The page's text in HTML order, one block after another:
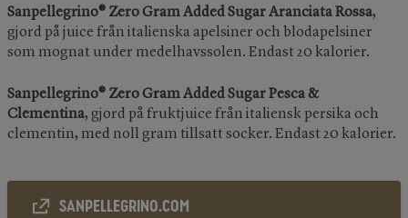
Sanpellegrino® Zero Gram Added Sugar Aranciata Rossa,
gjord på juice från italienska apelsiner och blodapelsiner
som mognat under medelhavssolen. Endast 20 kalorier.
Sanpellegrino® Zero Gram Added Sugar Pesca &
Clementina, gjord på fruktjuice från italiensk persika och
clementin, med noll gram tillsatt socker. Endast 20 kalorier.
Sanpellegrino.com